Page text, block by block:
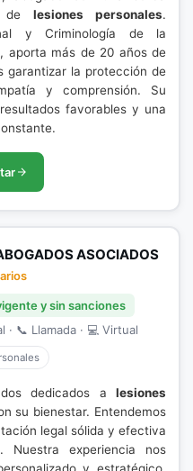
de lesiones personales.
y Criminología de la
aporta más de 20 años de
garantizar la protección de
y comprensión. Su
favorables y una
ASOCIADOS
y sin sanciones
· 📞 Llamada · 💻 Virtual
dedicados a lesiones
su bienestar. Entendemos
legal sólida y efectiva
Nuestra experiencia nos